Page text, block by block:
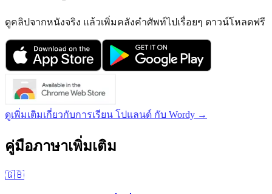
ดูคลิปจากหนังจริง แล้วเพิ่มคลังคำศัพท์ไปเรื่อยๆ ดาวน์โหลดฟรี
ดูเพิ่มเติมเกี่ยวกับการเรียน โปแลนด์ กับ Wordy →
คู่มือภาษาเพิ่มเติม
🇬🇧